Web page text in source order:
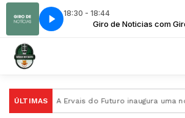
18:30 - 18:44
noticias Giro de Noticias com Giro de
Índices econômicos -
Panorama Agrícola Programa Panorama
ÚLTIMAS
A Ervais do Futuro inaugura uma nova